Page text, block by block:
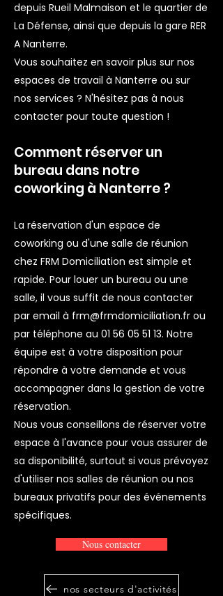
depuis Rueil Malmaison et le quartier de
La Défense, ainsi que depuis la gare RER
A Nanterre.
Vous souhaitez en savoir plus sur nos
espaces de travail à Nanterre ou sur
nos services ? N'hésitez pas à nous
contacter pour toute question !
Comment réserver un
bureau dans notre
coworking à Nanterre ?
La réservation d'un espace de
coworking ou d'une salle de réunion
chez FRM Domiciliation est simple et
rapide. Pour louer un bureau ou une
salle, il vous suffit de nous contacter
par email à frm@frmdomiciliation.fr ou
par téléphone au 01 56 05 51 13. Notre
équipe est à votre disposition pour
répondre à votre demande et vous
accompagner dans la gestion de votre
réservation.
Nous vous conseillons de réserver votre
espace à l'avance pour vous assurer de
sa disponibilité, surtout si vous prévoyez
d'utiliser nos salles de réunion ou nos
bureaux privatifs pour des événements
spécifiques.
Nous contacter
nos secteurs d'activités